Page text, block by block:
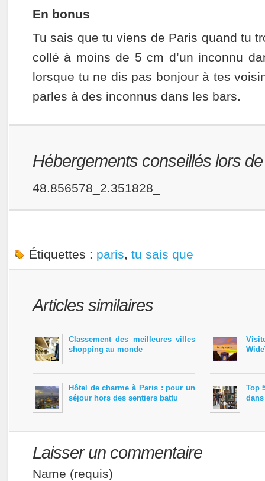
En bonus
Tu sais que tu viens de Paris quand tu
collé à moins de 5 cm d’un inconnu
lorsque tu ne dis pas bonjour à tes
parles à des inconnus dans les bars.
Hébergements conseillés lors
48.856578_2.351828_
Étiquettes : paris, tu sais que
Articles similaires
Classement des meilleures villes
shopping au monde
Hôtel de charme à Paris : pour un
séjour hors des sentiers battu
Top
Laisser un commentaire
Name (requis)